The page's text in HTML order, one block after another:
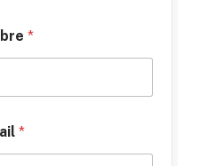
*
*